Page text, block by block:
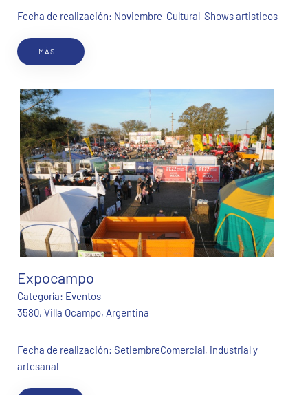
Fecha de realización: Noviembre Cultural Shows artisticos
MÁS...
Expocampo
Categoría: Eventos
3580, Villa Ocampo, Argentina
Fecha de realización: SetiembreComercial, industrial y
artesanal